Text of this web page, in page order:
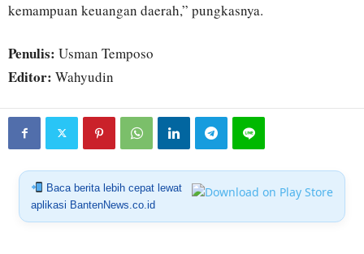
kemampuan keuangan daerah,” pungkasnya.
Penulis: Usman Temposo
Editor: Wahyudin
Baca berita lebih cepat lewat
aplikasi BantenNews.co.id